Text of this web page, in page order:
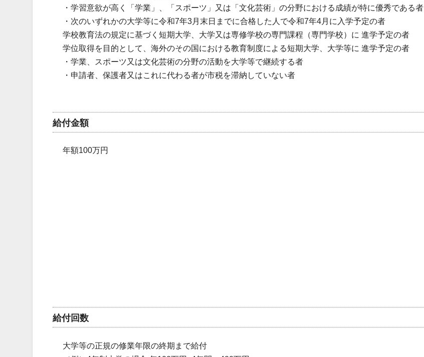
・学習意欲が高く「学業」、「スポーツ」又は「文化芸術」の分野における成績が特に優秀である者
・次のいずれかの大学等に令和7年3月末日までに合格した人で令和7年4月に入学予定の者
学校教育法の規定に基づく短期大学、大学又は専修学校の専門課程（専門学校）に 進学予定の者
学位取得を目的として、海外のその国における教育制度による短期大学、大学等に 進学予定の者
・学業、スポーツ又は文化芸術の分野の活動を大学等で継続する者
・申請者、保護者又はこれに代わる者が市税を滞納していない者
給付金額
年額100万円
給付回数
大学等の正規の修業年限の終期まで給付